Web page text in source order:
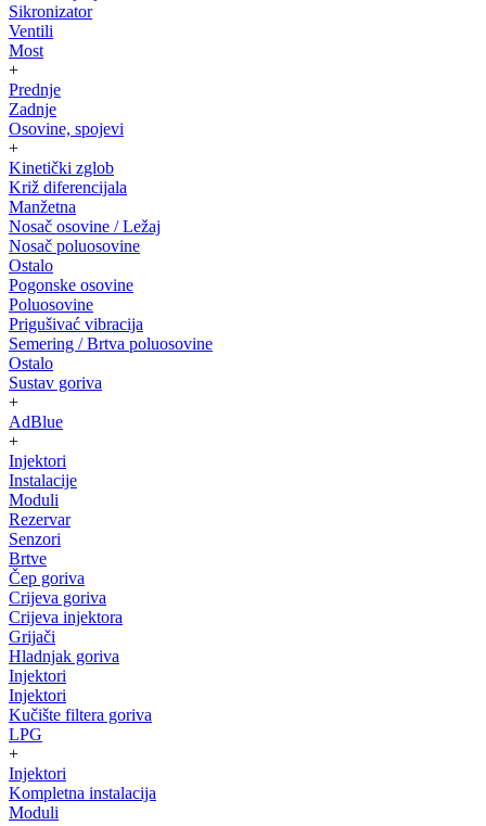
Sikronizator
Ventili
Most
+
Prednje
Zadnje
Osovine, spojevi
+
Kinetički zglob
Križ diferencijala
Manžetna
Nosač osovine / Ležaj
Nosač poluosovine
Ostalo
Pogonske osovine
Poluosovine
Prigušivać vibracija
Semering / Brtva poluosovine
Ostalo
Sustav goriva
+
AdBlue
+
Injektori
Instalacije
Moduli
Rezervar
Senzori
Brtve
Čep goriva
Crijeva goriva
Crijeva injektora
Grijači
Hladnjak goriva
Injektori
Injektori
Kučište filtera goriva
LPG
+
Injektori
Kompletna instalacija
Moduli